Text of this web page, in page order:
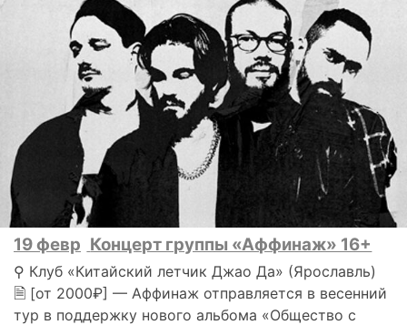
19 февр Концерт группы «Аффинаж» 16+
⚲ Клуб «Китайский летчик Джао Да» (Ярославль)
🗎 [от 2000₽] — Аффинаж отправляется в весенний
тур в поддержку нового альбома «Общество с